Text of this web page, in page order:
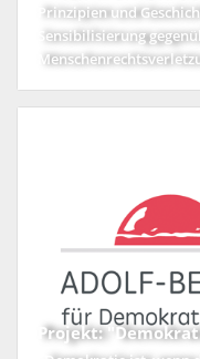
Prinzipien und
Sensibilisierung
Projekt: